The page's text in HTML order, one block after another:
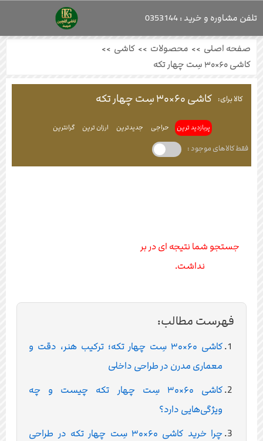
صفحه اصلی >> محصولات >> کاشی >>
کاشی ۶۰×۳۰ سِت چهار تکه
کالا برای: کاشی ۶۰×۳۰ سِت چهار تکه
پربازدید ترین حراجی جدیدترین ارزان ترین گرانترین
فقط کالاهای موجود :
جستجو شما نتیجه ای در بر
نداشت.
فهرست مطالب:
کاشی ۶۰×۳۰ سِت چهار تکه؛ ترکیب هنر، دقت و
معماری مدرن در طراحی داخلی
کاشی ۶۰×۳۰ سِت چهار تکه چیست و چه
ویژگی‌هایی دارد؟
چرا خرید کاشی ۶۰×۳۰ سِت چهار تکه در طراحی
تلفن مشاوره و خرید : 0353144